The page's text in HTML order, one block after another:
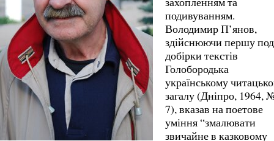
подивуванням.
Володимир П’янов,
здійснюючи першу
добірки текстів
Голобородька
українському
загалу (Дніпро, 1964,
7), вказав на поетове
уміння “змалювати
звичайне в казковому